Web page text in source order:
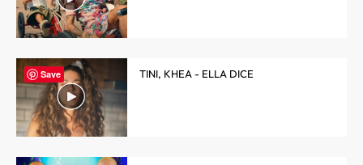
TINI, KHEA - ELLA DICE
Save